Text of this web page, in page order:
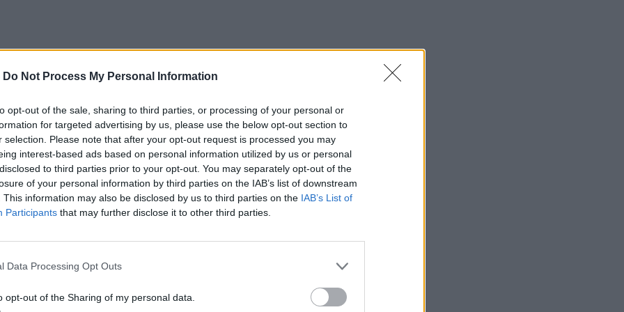
Do Not Process My Personal Information
opt-out of the sale, sharing to third parties, or processing of your personal or
for targeted advertising by us, please use the below opt-out section to
selection. Please note that after your opt-out request is processed you may
interest-based ads based on personal information utilized by us or personal
to third parties prior to your opt-out. You may separately opt-out of the
of your personal information by third parties on the IAB’s list of downstream
This information may also be disclosed by us to third parties on the IAB’s List of
Participants that may further disclose it to other third parties.
Data Processing Opt Outs
opt-out of the Sharing of my personal data.
Ιράν – Οι κύριοι τύποι και το
δεν θα μείνει αναπάντητη
γλιτώνει από θαύμα – Δείτε το
Google Newsκαι στοFacebook
μας στοYouTube
Γκουτέρες: Άμεσος τερματισμός των
επιθέσεων κατά αμάχων σε Ουκρανία